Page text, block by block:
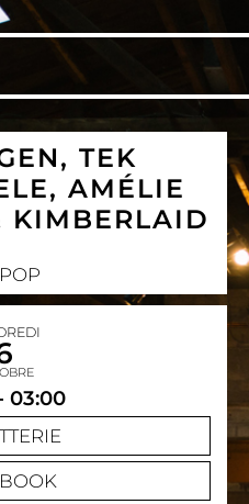
TEK
AMÉLIE
KIMBERLAID
03:00